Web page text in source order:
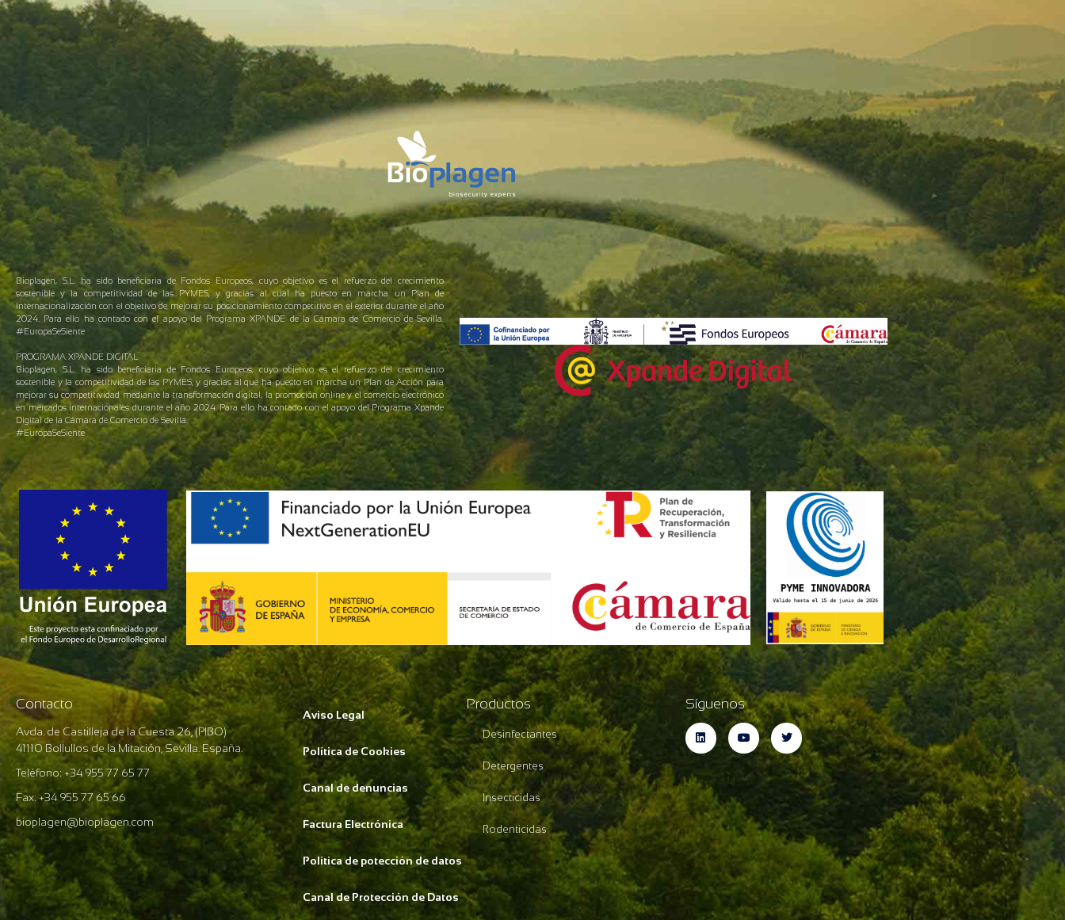
Bioplagen, S.L. ha sido beneficiaria de Fondos Europeos, cuyo objetivo es el refuerzo del crecimiento
sostenible y la competitividad de las PYMES, y gracias al cual ha puesto en marcha un Plan de
Internacionalización con el objetivo de mejorar su posicionamiento competitivo en el exterior durante el año
2024. Para ello ha contado con el apoyo del Programa XPANDE de la Cámara de Comercio de Sevilla.
#EuropaSeSiente
PROGRAMA XPANDE DIGITAL
Bioplagen, S.L. ha sido beneficiaria de Fondos Europeos, cuyo objetivo es el refuerzo del crecimiento
sostenible y la competitividad de las PYMES, y gracias al que ha puesto en marcha un Plan de Acción para
mejorar su competitividad mediante la transformación digital, la promoción online y el comercio electrónico
en mercados internacionales durante el año 2024. Para ello ha contado con el apoyo del Programa Xpande
Digital de la Cámara de Comercio de Sevilla.
#EuropaSeSiente
Contacto
Avda. de Castilleja de la Cuesta 26, (PIBO)
41110 Bollullos de la Mitación, Sevilla. España.
Teléfono: +34 955 77 65 77
Fax: +34 955 77 65 66
bioplagen@bioplagen.com
Aviso Legal
Política de Cookies
Canal de denuncias
Factura Electrónica
Política de potección de datos
Canal de Protección de Datos
Productos
Desinfectantes
Detergentes
Insecticidas
Rodenticidas
Síguenos